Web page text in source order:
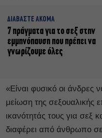
ΔΙΑΒΑΣΤΕ ΑΚΟΜΑ
7 πράγματα για το σεξ στην
εμμηνόπαυση που πρέπει να
γνωρίζουμε όλες
«Είναι φυσικό οι άνδρες
μείωση της σεξουαλικής
ικανότητάς τους για
διαφέρει από άνθρωπο